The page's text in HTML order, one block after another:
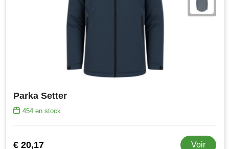
Parka Setter
454en stock
€ 20,17 Voir